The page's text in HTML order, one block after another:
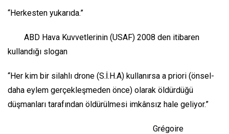
“Herkesten yukarıda.”
ABD Hava Kuvvetlerinin (USAF) 2008 den itibaren
kullandığı slogan
“Her kim bir silahlı drone (S.İ.H.A) kullanırsa a priori (önsel-
daha eylem gerçekleşmeden önce) olarak öldürdüğü
düşmanları tarafından öldürülmesi imkânsız hale geliyor.”
Grégoire